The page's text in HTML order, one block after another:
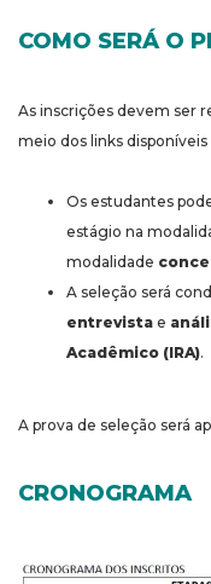
COMO SERÁ O
As inscrições devem ser
meio dos links disponíveis
Os estudantes
estágio na
modalidade
A seleção será
entrevista e
Acadêmico (IRA).
A prova de seleção será
CRONOGRAMA